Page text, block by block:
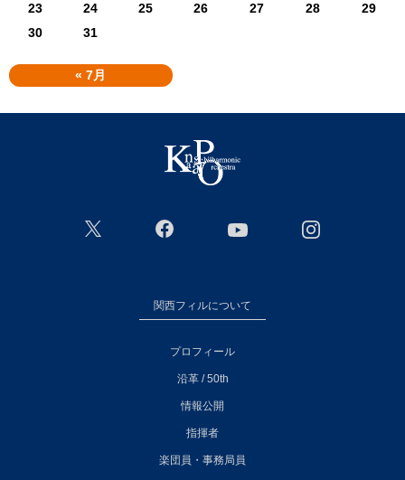
« 7月
23
24 25 26 27 28
29
30
31
関西フィルについて
プロフィール
沿革 / 50th
情報公開
指揮者
楽団員・事務局員